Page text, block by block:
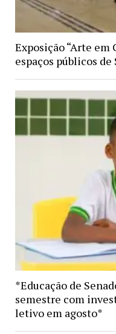
Exposição “Arte em
espaços públicos de
*Educação de
semestre com
letivo em agosto*